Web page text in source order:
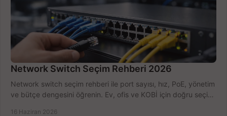
Network Switch Seçim Rehberi 2026
Network switch seçim rehberi ile port sayısı, hız, PoE, yönetim
ve bütçe dengesini öğrenin. Ev, ofis ve KOBİ için doğru seçimi
16 Haziran 2026